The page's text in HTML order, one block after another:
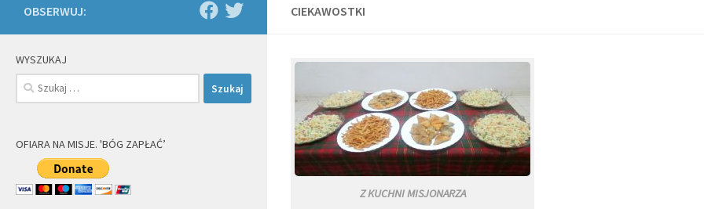
CIEKAWOSTKI
Z KUCHNI MISJONARZA
OBSERWUJ:
WYSZUKAJ
Szukaj:
OFIARA NA MISJE. 'BÓG ZAPŁAĆ’